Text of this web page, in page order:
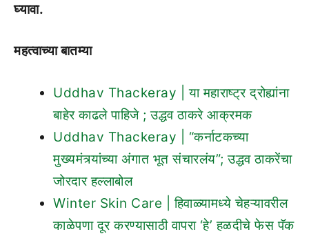
घ्यावा.
महत्वाच्या बातम्या
Uddhav Thackeray | या महाराष्ट्र द्रोह्यांना
बाहेर काढले पाहिजे ; उद्धव ठाकरे आक्रमक
Uddhav Thackeray | “कर्नाटकच्या
मुख्यमंत्र्यांच्या अंगात भूत संचारलंय”; उद्धव ठाकरेंचा
जोरदार हल्लाबोल
Winter Skin Care | हिवाळ्यामध्ये चेहऱ्यावरील
काळेपणा दूर करण्यासाठी वापरा ‘हे’ हळदीचे फेस पॅक